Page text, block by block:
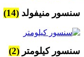
سنسور منیفولد (14)
سنسور کیلومتر (2)